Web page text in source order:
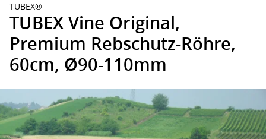
TUBEX®
TUBEX Vine Original,
Premium Rebschutz-Röhre,
60cm, Ø90-110mm